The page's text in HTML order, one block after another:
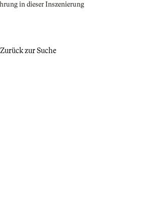
in dieser Inszenierung
Zurück zur Suche